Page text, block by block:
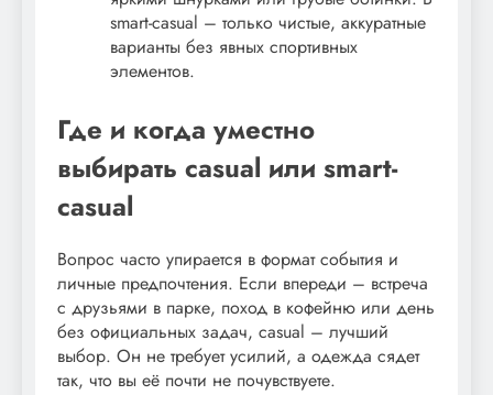
smart-casual – только чистые, аккуратные
варианты без явных спортивных
элементов.
Где и когда уместно
выбирать casual или smart-
casual
Вопрос часто упирается в формат события и
личные предпочтения. Если впереди – встреча
с друзьями в парке, поход в кофейню или день
без официальных задач, casual – лучший
выбор. Он не требует усилий, а одежда сядет
так, что вы её почти не почувствуете.